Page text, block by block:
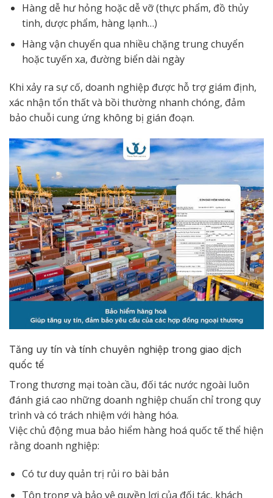
Hàng dễ hư hỏng hoặc dễ vỡ (thực phẩm, đồ thủy
tinh, dược phẩm, hàng lạnh…)
Hàng vận chuyển qua nhiều chặng trung chuyển
hoặc tuyến xa, đường biển dài ngày
Khi xảy ra sự cố, doanh nghiệp được hỗ trợ giám định,
xác nhận tổn thất và bồi thường nhanh chóng, đảm
bảo chuỗi cung ứng không bị gián đoạn.
Tăng uy tín và tính chuyên nghiệp trong giao dịch
quốc tế
Trong thương mại toàn cầu, đối tác nước ngoài luôn
đánh giá cao những doanh nghiệp chuẩn chỉ trong quy
trình và có trách nhiệm với hàng hóa.
Việc chủ động mua bảo hiểm hàng hoá quốc tế thể hiện
rằng doanh nghiệp:
Có tư duy quản trị rủi ro bài bản
Tôn trọng và bảo vệ quyền lợi của đối tác, khách